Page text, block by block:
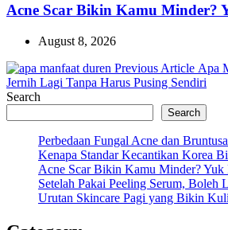
Acne Scar Bikin Kamu Minder?
August 8, 2026
Previous Article
Post:
Apa
Jernih Lagi Tanpa Harus Pusing Sendiri
Search
Search
Perbedaan Fungal Acne dan
Kenapa Standar Kecantikan Korea
Acne Scar Bikin Kamu Minder? Yuk
Setelah Pakai Peeling Serum, Boleh
Urutan Skincare Pagi yang Bikin